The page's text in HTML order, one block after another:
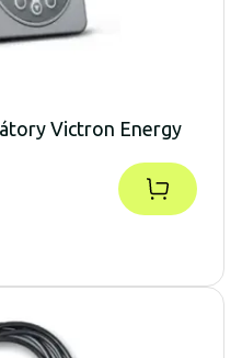
Victron Energy